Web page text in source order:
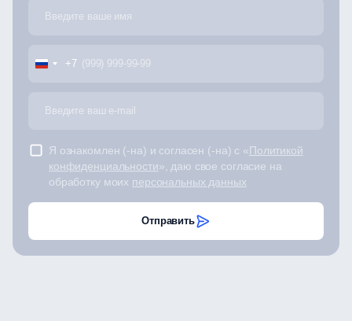
+7
Я ознакомлен (-на) и согласен (-на) с «Политикой
конфиденциальности», даю свое согласие на
обработку моих персональных данных
Отправить